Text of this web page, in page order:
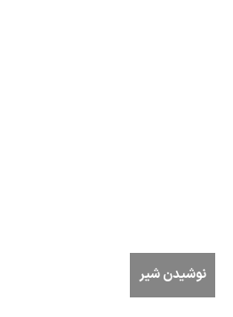
نوشیدن شیر